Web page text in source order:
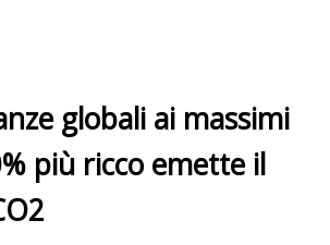
globali ai massimi
più ricco emette il